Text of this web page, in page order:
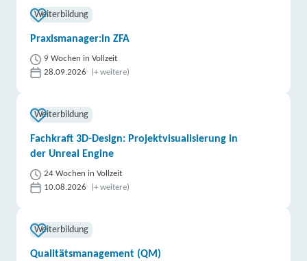
Weiterbildung
Praxismanager:in ZFA
9 Wochen in Vollzeit
28.09.2026
(+ weitere)
Weiterbildung
Fachkraft 3D-Design: Projektvisualisierung in
der Unreal Engine
24 Wochen in Vollzeit
10.08.2026
(+ weitere)
Weiterbildung
Qualitätsmanagement (QM)